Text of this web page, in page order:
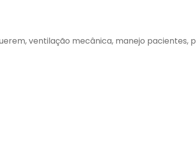
ventilação mecânica, manejo